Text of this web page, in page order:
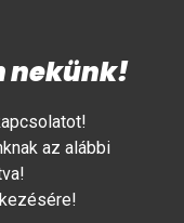
nekünk!
az alábbi